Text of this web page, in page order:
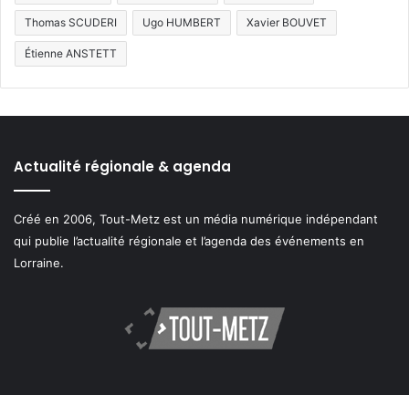
Thomas SCUDERI Ugo HUMBERT Xavier BOUVET
Étienne ANSTETT
Actualité régionale & agenda
Créé en 2006, Tout-Metz est un média numérique indépendant
qui publie l’actualité régionale et l’agenda des événements en
Lorraine.